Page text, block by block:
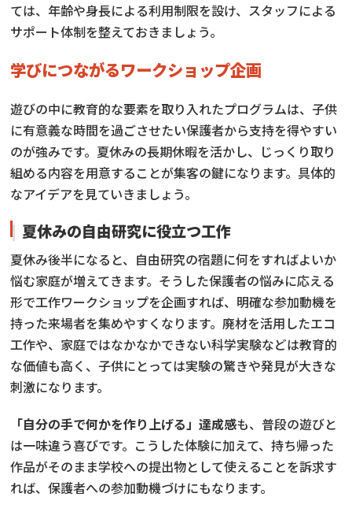
ては、年齢や身長による利用制限を設け、スタッフによる
サポート体制を整えておきましょう。
学びにつながるワークショップ企画
遊びの中に教育的な要素を取り入れたプログラムは、子供
に有意義な時間を過ごさせたい保護者から支持を得やすい
のが強みです。夏休みの長期休暇を活かし、じっくり取り
組める内容を用意することが集客の鍵になります。具体的
なアイデアを見ていきましょう。
夏休みの自由研究に役立つ工作
夏休み後半になると、自由研究の宿題に何をすればよいか
悩む家庭が増えてきます。そうした保護者の悩みに応える
形で工作ワークショップを企画すれば、明確な参加動機を
持った来場者を集めやすくなります。廃材を活用したエコ
工作や、家庭ではなかなかできない科学実験などは教育的
な価値も高く、子供にとっては実験の驚きや発見が大きな
刺激になります。
「自分の手で何かを作り上げる」達成感も、普段の遊びと
は一味違う喜びです。こうした体験に加えて、持ち帰った
作品がそのまま学校への提出物として使えることを訴求す
れば、保護者への参加動機づけにもなります。